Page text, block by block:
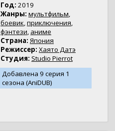
Год: 2019
Жанры: мультфильм,
боевик,приключения,
фэнтези, аниме
Страна: Япония
Режиссер: Хаято Датэ
Студия: Studio Pierrot
Добавлена 9 серия 1
сезона (AniDUB)